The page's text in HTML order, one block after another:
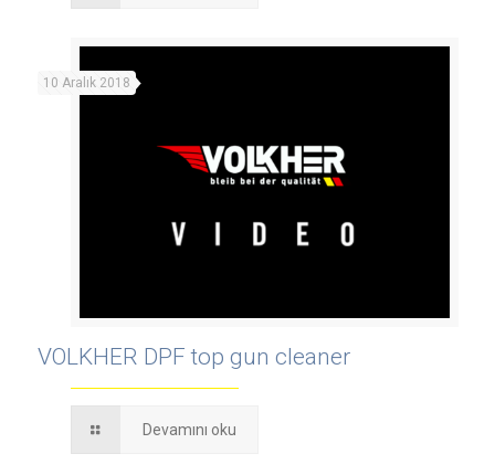
10 Aralık 2018
VOLKHER DPF top gun cleaner
Devamını oku